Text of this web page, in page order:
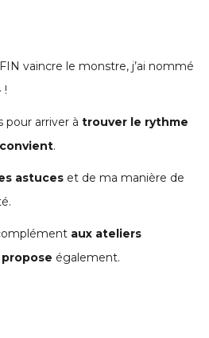
vaincre le monstre, j’ai nommé
!
pour arriver à trouver le rythme
.
astuces et de ma manière de
aux ateliers
également.